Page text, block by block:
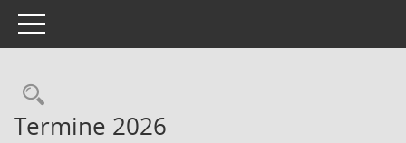
Toggle navigation
Rechercheauswahl
Termine 2026